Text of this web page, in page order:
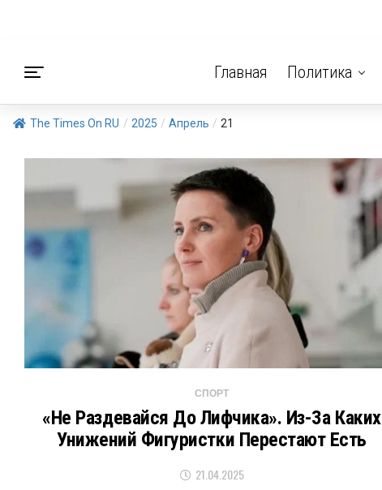
Главная Политика
The Times On RU / 2025 / Апрель / 21
СПОРТ
«Не Раздевайся До Лифчика». Из-За Каких
Унижений Фигуристки Перестают Есть
21.04.2025